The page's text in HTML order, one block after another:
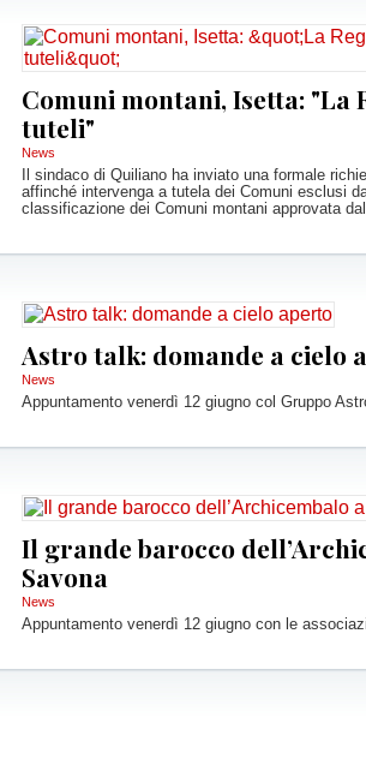
Comuni montani, Isetta: "La
tuteli"
News
Il sindaco di Quiliano ha inviato una formale
affinché intervenga a tutela dei Comuni esclusi
classificazione dei Comuni montani approvata
Astro talk: domande a cielo
News
Appuntamento venerdì 12 giugno col Gruppo
Il grande barocco
Savona
News
Appuntamento venerdì 12 giugno con le